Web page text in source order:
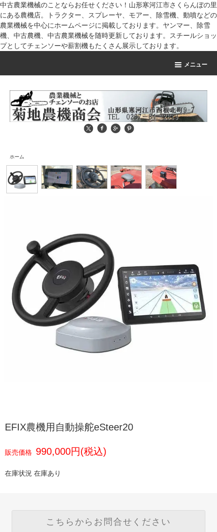
中古農業機械のことならお任せください！山形寒河江市さくらんぼの里
にある農機店。トラクター、スプレーヤ、モアー、除雪機、動噴などの
農業機械を中心にホームページに掲載しております。ヤンマー、除雪
機、中古農機、中古農業機械を随時更新しております。スチールショッ
プとしてチェンソーや薪割機もたくさん展示しております。
メニュー
ホーム
EFIX農機用自動操舵eSteer20
販売価格 990,000円(税込)
在庫状況 在庫あり
こちらからお問合せください